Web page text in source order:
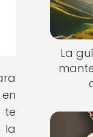
te
la
La